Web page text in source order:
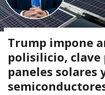
Trump impone
polisilicio,
paneles solares